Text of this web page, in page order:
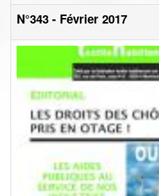
N°343 - Février 2017